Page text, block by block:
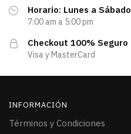
Horario: Lunes a Sábado
7:00 am a 5:00 pm
Checkout 100% Seguro
Visa y MasterCard
INFORMACIÓN
Términos y Condiciones